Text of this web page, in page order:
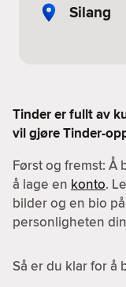
Silang
Tinder er fullt av
vil gjøre Tinder-
Først og fremst: Å
å lage en konto.
bilder og en bio
personligheten
Så er du klar for å